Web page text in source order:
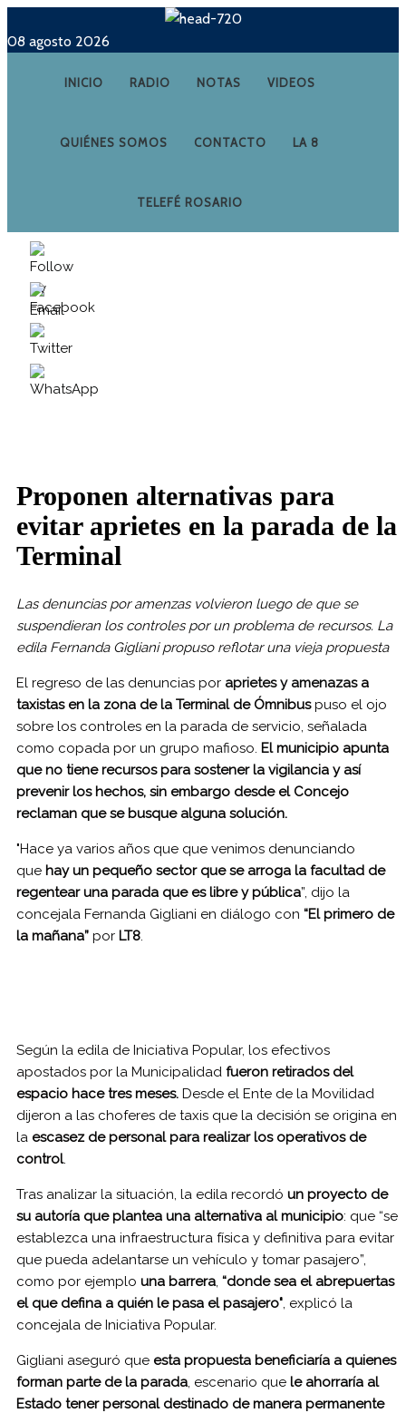
08 agosto 2026
INICIO RADIO NOTAS VIDEOS
QUIÉNES SOMOS CONTACTO LA 8
TELEFÉ ROSARIO
Proponen alternativas para
evitar aprietes en la parada de la
Terminal
Las denuncias por amenzas volvieron luego de que se
suspendieran los controles por un problema de recursos. La
edila Fernanda Gigliani propuso reflotar una vieja propuesta
El regreso de las denuncias por aprietes y amenazasa
taxistas en la zona de la Terminal de Ómnibuspuso el ojo
sobre los controles en la parada de servicio, señalada
como copada por un grupo mafioso. El municipio apunta
que no tiene recursos para sostener la vigilancia y así
prevenir los hechos, sin embargo desde el Concejo
reclaman que se busque alguna solución.
"Hace ya varios años que que venimos denunciando
que hay un pequeño sector que se arroga la facultad de
regentear una parada que es libre y pública”, dijo la
concejala Fernanda Gigliani en diálogo con “El primero de
la mañana” por LT8.
Según la edila de Iniciativa Popular, los efectivos
apostados por la Municipalidad fueron retirados del
espacio hace tres meses. Desde el Ente de la Movilidad
dijeron a las choferes de taxis que la decisión se origina en
la escasez de personal para realizar los operativos de
control.
Tras analizar la situación, la edila recordó un proyecto de
su autoría que plantea una alternativa al municipio: que “se
establezca una infraestructura física y definitiva para evitar
que pueda adelantarse un vehículo y tomar pasajero”,
como por ejemplo una barrera, “donde sea el abrepuertas
el que defina a quién le pasa el pasajero", explicó la
concejala de Iniciativa Popular.
Gigliani aseguró que esta propuesta beneficiaría a quienes
forman parte de la parada, escenario que le ahorraría al
Estado tener personal destinado de manera permanente